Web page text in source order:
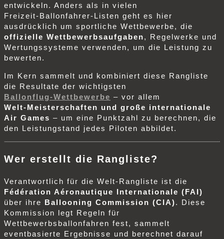
entwickeln. Anders als in vielen
Freizeit‑Ballonfahrer‑Listen geht es hier
ausdrücklich um sportliche Wettbewerbe, die
offizielle Wettbewerbsaufgaben, Regelwerke und
Wertungssysteme verwenden, um die Leistung zu
bewerten.
Im Kern sammelt und kombiniert diese Rangliste
die Resultate der wichtigsten
Ballonflug‑Wettbewerbe – vor allem
Welt‑Meisterschaften und große internationale
Air Games – um eine Punktzahl zu berechnen, die
den Leistungstand jedes Piloten abbildet.
Wer erstellt die Rangliste?
Verantwortlich für die Welt‑Rangliste ist die
Fédération Aéronautique Internationale (FAI)
über ihre Ballooning Commission (CIA). Diese
Kommission legt Regeln für
Wettbewerbsballonfahren fest, sammelt
eventbasierte Ergebnisse und berechnet darauf